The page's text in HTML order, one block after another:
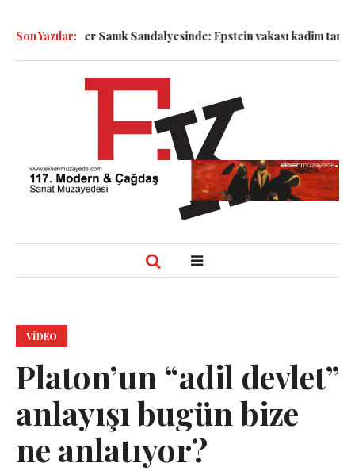
Son Yazılar:
Semboller Sanık Sandalyesinde: Epstein vakası kadim
VIDEO
Platon’un “adil devlet”
anlayışı bugün bize
ne anlatıyor?